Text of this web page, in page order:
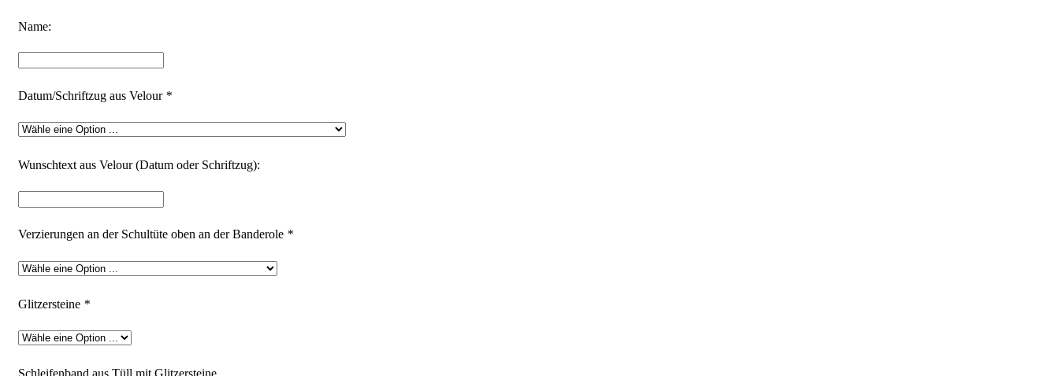
Name:
Datum/Schriftzug aus Velour *
Wunschtext aus Velour (Datum oder Schriftzug):
Verzierungen an der Schultüte oben an der Banderole *
Glitzersteine *
Schleifenband aus Tüll mit Glitzersteine